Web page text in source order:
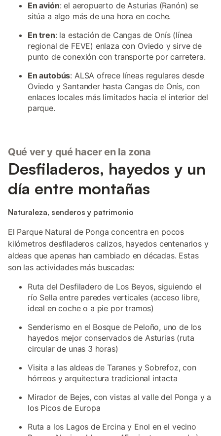
En avión: el aeropuerto de Asturias (Ranón) se
sitúa a algo más de una hora en coche.
En tren: la estación de Cangas de Onís (línea
regional de FEVE) enlaza con Oviedo y sirve de
punto de conexión con transporte por carretera.
En autobús: ALSA ofrece líneas regulares desde
Oviedo y Santander hasta Cangas de Onís, con
enlaces locales más limitados hacia el interior del
parque.
Qué ver y qué hacer en la zona
Desfiladeros, hayedos y un
día entre montañas
Naturaleza, senderos y patrimonio
El Parque Natural de Ponga concentra en pocos
kilómetros desfiladeros calizos, hayedos centenarios y
aldeas que apenas han cambiado en décadas. Estas
son las actividades más buscadas:
Ruta del Desfiladero de Los Beyos, siguiendo el
río Sella entre paredes verticales (acceso libre,
ideal en coche o a pie por tramos)
Senderismo en el Bosque de Peloño, uno de los
hayedos mejor conservados de Asturias (ruta
circular de unas 3 horas)
Visita a las aldeas de Taranes y Sobrefoz, con
hórreos y arquitectura tradicional intacta
Mirador de Bejes, con vistas al valle del Ponga y a
los Picos de Europa
Ruta a los Lagos de Ercina y Enol en el vecino